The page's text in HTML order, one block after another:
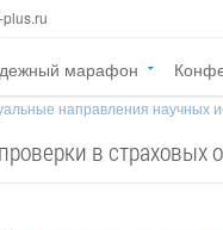
марафон
направления научных
в страховых